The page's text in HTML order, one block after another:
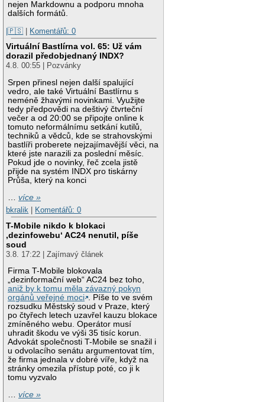
nejen Markdownu a podporu mnoha
dalších formátů.
|🇵🇸 | Komentářů: 0
Virtuální Bastlírna vol. 65: Už vám
dorazil předobjednaný INDX?
4.8. 00:55 | Pozvánky
Srpen přinesl nejen další spalující
vedro, ale také Virtuální Bastlírnu s
neméně žhavými novinkami. Využijte
tedy předpovědi na deštivý čtvrteční
večer a od 20:00 se připojte online k
tomuto neformálnímu setkání kutilů,
techniků a vědců, kde se strahovskými
bastlíři proberete nejzajímavější věci, na
které jste narazili za poslední měsíc.
Pokud jde o novinky, řeč zcela jistě
přijde na systém INDX pro tiskárny
Průša, který na konci
…více »
bkralik
Komentářů: 0
T-Mobile nikdo k blokaci
‚dezinfowebu‘ AC24 nenutil, píše
soud
3.8. 17:22 | Zajímavý článek
Firma T-Mobile blokovala
„dezinformační web“ AC24 bez toho,
aniž by k tomu měla závazný pokyn
orgánů veřejné moci . Píše to ve svém
rozsudku Městský soud v Praze, který
po čtyřech letech uzavřel kauzu blokace
zmíněného webu. Operátor musí
uhradit škodu ve výši 35 tisíc korun.
Advokát společnosti T-Mobile se snažil i
u odvolacího senátu argumentovat tím,
že firma jednala v dobré víře, když na
stránky omezila přístup poté, co ji k
tomu vyzvalo
…více »